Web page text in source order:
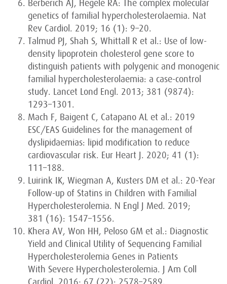
Berberich AJ, Hegele RA: The complex molecular
genetics of familial hypercholesterolaemia. Nat
Rev Cardiol. 2019; 16 (1): 9–20.
Talmud PJ, Shah S, Whittall R et al.: Use of low-
density lipoprotein cholesterol gene score to
distinguish patients with polygenic and monogenic
familial hypercholesterolaemia: a case-control
study. Lancet Lond Engl. 2013; 381 (9874):
1293–1301.
Mach F, Baigent C, Catapano AL et al.: 2019
ESC/EAS Guidelines for the management of
dyslipidaemias: lipid modification to reduce
cardiovascular risk. Eur Heart J. 2020; 41 (1):
111–188.
Luirink IK, Wiegman A, Kusters DM et al.: 20-Year
Follow-up of Statins in Children with Familial
Hypercholesterolemia. N Engl J Med. 2019;
381 (16): 1547–1556.
Khera AV, Won HH, Peloso GM et al.: Diagnostic
Yield and Clinical Utility of Sequencing Familial
Hypercholesterolemia Genes in Patients
With Severe Hypercholesterolemia. J Am Coll